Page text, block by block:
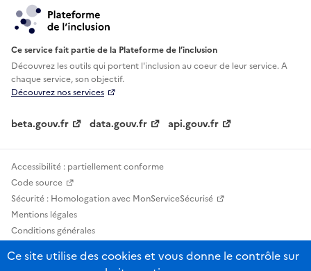
Ce service fait partie de la Plateforme de l’inclusion
Découvrez les outils qui portent l'inclusion aucoeur de leur service. A
chaque service, son objectif.
Découvrez nos services
beta.gouv.fr data.gouv.fr api.gouv.fr
Accessibilité : partiellement conforme
Code source
Sécurité : Homologation avec MonServiceSécurisé
Mentions légales
Conditions générales
Statistiques, lexiques et indicateurs
Ce site utilise des cookies et vous donne le contrôle sur